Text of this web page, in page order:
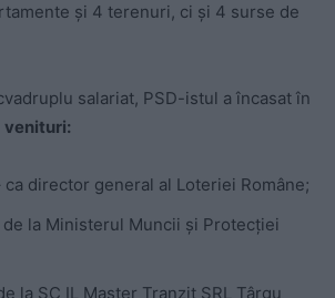
și 4 terenuri, ci și 4 surse de
salariat, PSD-istul a încasat în
venituri:
ca director general al Loteriei Române;
de la Ministerul Muncii și Protecției
la SC IL Master Tranzit SRL Târgu